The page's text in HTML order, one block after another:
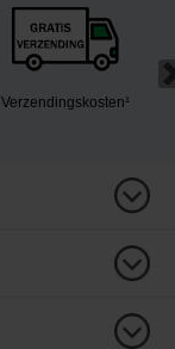
Verzendingskosten¹